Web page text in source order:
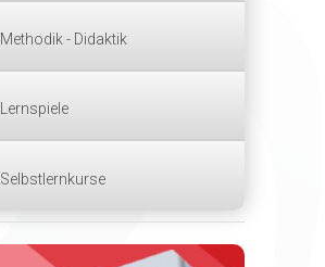
Methodik - Didaktik
Lernspiele
Selbstlernkurse